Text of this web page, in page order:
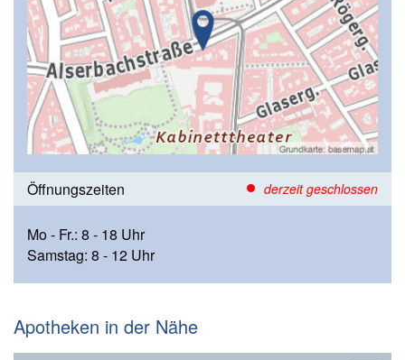
Öffnungszeiten derzeit geschlossen
Mo - Fr.: 8 - 18 Uhr
Samstag: 8 - 12 Uhr
Apotheken in der Nähe